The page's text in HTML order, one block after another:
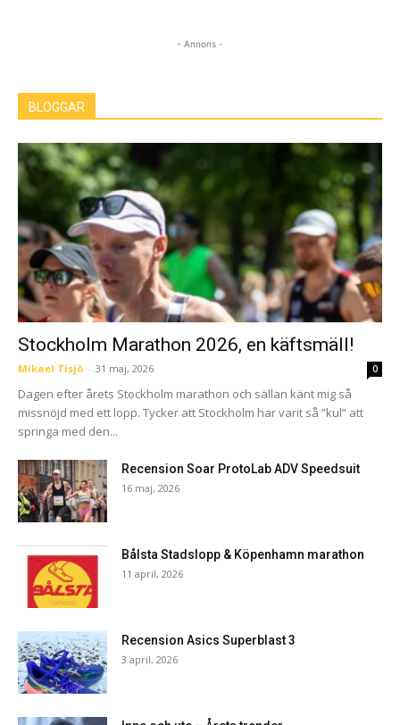
- Annons -
BLOGGAR
Stockholm Marathon 2026, en käftsmäll!
Mikael Tisjö - 31 maj, 2026 0
Dagen efter årets Stockholm marathon och sällan känt mig så
missnöjd med ett lopp. Tycker att Stockholm har varit så ”kul” att
springa med den...
Recension Soar ProtoLab ADV Speedsuit
16 maj, 2026
Bålsta Stadslopp & Köpenhamn marathon
11 april, 2026
Recension Asics Superblast 3
3 april, 2026